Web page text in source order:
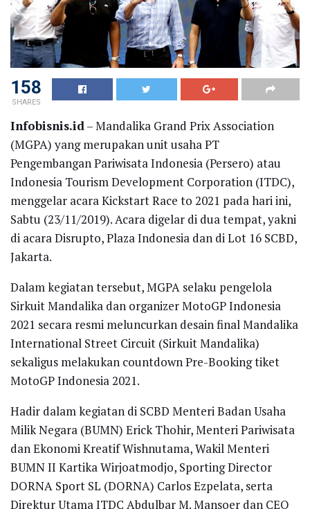
158
SHARES
Infobisnis.id– Mandalika Grand Prix Association
(MGPA) yang merupakan unit usaha PT
Pengembangan Pariwisata Indonesia (Persero) atau
Indonesia Tourism Development Corporation (ITDC),
menggelar acara Kickstart Race to 2021 pada hari ini,
Sabtu (23/11/2019). Acara digelar di dua tempat, yakni
di acara Disrupto, Plaza Indonesia dan di Lot 16 SCBD,
Jakarta.
Dalam kegiatan tersebut, MGPA selaku pengelola
Sirkuit Mandalika dan organizer MotoGP Indonesia
2021 secara resmi meluncurkan desain final Mandalika
International Street Circuit (Sirkuit Mandalika)
sekaligus melakukan countdown Pre-Booking tiket
MotoGP Indonesia 2021.
Hadir dalam kegiatan di SCBD Menteri Badan Usaha
Milik Negara (BUMN) Erick Thohir, Menteri Pariwisata
dan Ekonomi Kreatif Wishnutama, Wakil Menteri
BUMN II Kartika Wirjoatmodjo, Sporting Director
DORNA Sport SL (DORNA) Carlos Ezpelata, serta
Direktur Utama ITDC Abdulbar M. Mansoer dan CEO